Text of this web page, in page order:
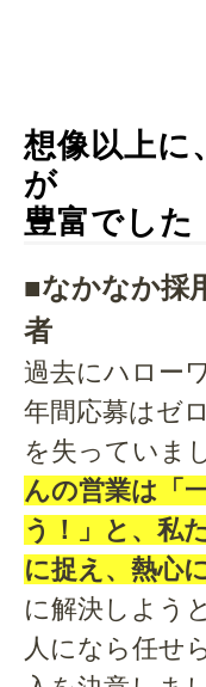
想像以上に
が
豊富でした
■なかなか採
者
過去にハロー
年間応募はゼ
を失っていま
んの営業は「
う！」と、私
に捉え、熱心
に解決しよう
人になら任せ